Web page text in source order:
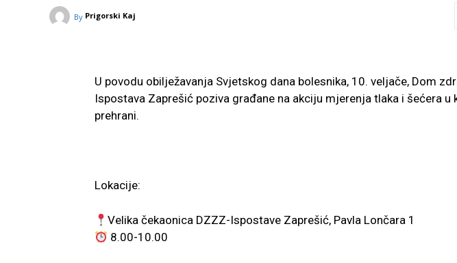
By Prigorski Kaj
U povodu obilježavanja Svjetskog dana bolesnika, 10. veljače, Dom
Ispostava Zaprešić poziva građane na akciju mjerenja tlaka i šećera u
prehrani.
Lokacije:
Velika čekaonica DZZZ-Ispostave Zaprešić, Pavla Lončara 1
8.00-10.00